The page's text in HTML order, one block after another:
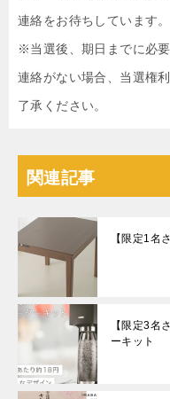
連絡をお待ちしています。
※当選後、期日までに必
連絡がない場合、当選権
了承ください。
関連記事
【限定1名
【限定3名
ーキット